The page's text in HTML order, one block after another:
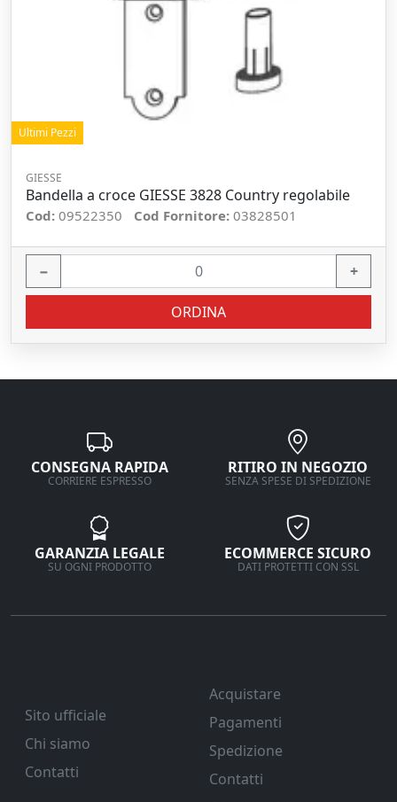
Ultimi Pezzi
GIESSE
Bandella a croce GIESSE 3828 Country regolabile
Cod: 09522350 Cod Fornitore: 03828501
− +
ORDINA
CONSEGNA RAPIDA
CORRIERE ESPRESSO
RITIRO IN NEGOZIO
SENZA SPESE DI SPEDIZIONE
GARANZIA LEGALE
SU OGNI PRODOTTO
ECOMMERCE SICURO
DATI PROTETTI CON SSL
Sito ufficiale
Chi siamo
Contatti
Acquistare
Pagamenti
Spedizione
Contatti